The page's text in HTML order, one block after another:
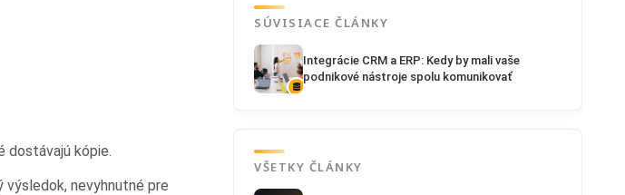
dostávajú kópie.
výsledok, nevyhnutné pre
SÚVISIACE ČLÁNKY
Integrácie CRM a ERP: Kedy by mali vaše
podnikové nástroje spolu komunikovať
VŠETKY ČLÁNKY